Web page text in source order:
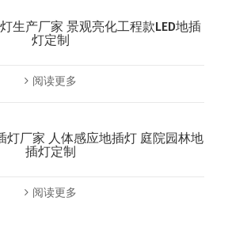
生产厂家 景观亮化工程款LED地插
灯定制
阅读更多
灯厂家 人体感应地插灯 庭院园林地
插灯定制
阅读更多